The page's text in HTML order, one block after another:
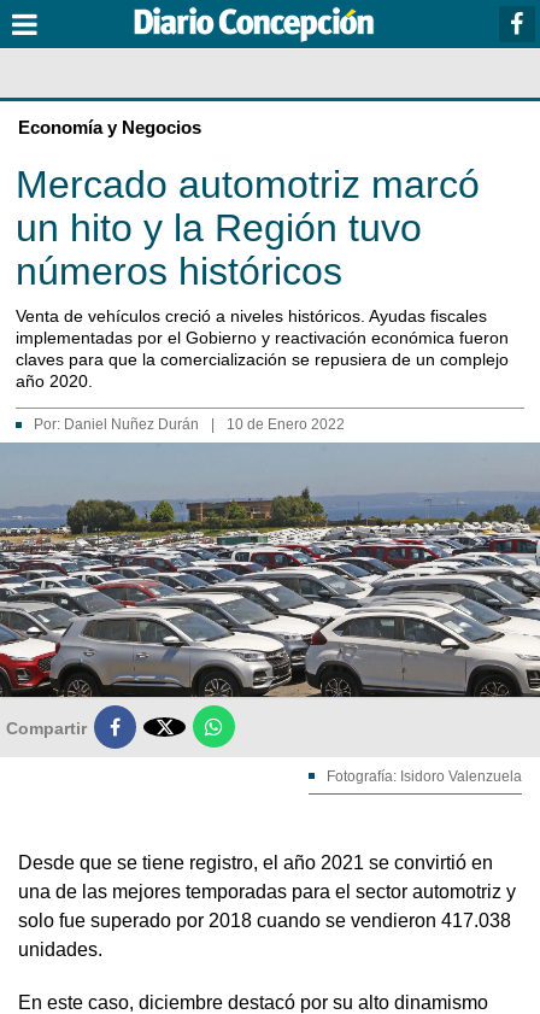
Economía y Negocios
Mercado automotriz marcó
un hito y la Región tuvo
números históricos
Venta de vehículos creció a niveles históricos. Ayudas fiscales
implementadas por el Gobierno y reactivación económica fueron
claves para que la comercialización se repusiera de un complejo
año 2020.
Por: Daniel Nuñez Durán 10 de Enero 2022
Compartir 
Fotografía: Isidoro Valenzuela
Desde que se tiene registro, el año 2021 se convirtió en
una de las mejores temporadas para el sector automotriz y
solo fue superado por 2018 cuando se vendieron 417.038
unidades.
En este caso, diciembre destacó por su alto dinamismo